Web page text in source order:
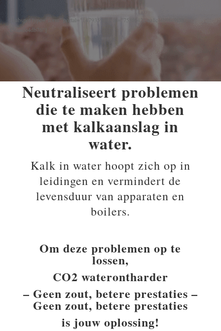
[hubspot type="form" portal="147935901" id="758f642c-ea1c-4b96-9f58-
f50a4fe4db76"]
Neutraliseert problemen
die te maken hebben
met kalkaanslag in
water.
Kalk in water hoopt zich op in
leidingen en vermindert de
levensduur van apparaten en
boilers.
Om deze problemen op te
lossen,
CO2 waterontharder
– Geen zout, betere prestaties –
Geen zout, betere prestaties
is jouw oplossing!